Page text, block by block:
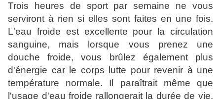
Trois heures de sport par semaine ne vous
serviront à rien si elles sont faites en une fois.
L'eau froide est excellente pour la circulation
sanguine, mais lorsque vous prenez une
douche froide, vous brûlez également plus
d'énergie car le corps lutte pour revenir à une
température normale. Il paraîtrait même que
l'usage d'eau froide rallongerait la durée de vie.